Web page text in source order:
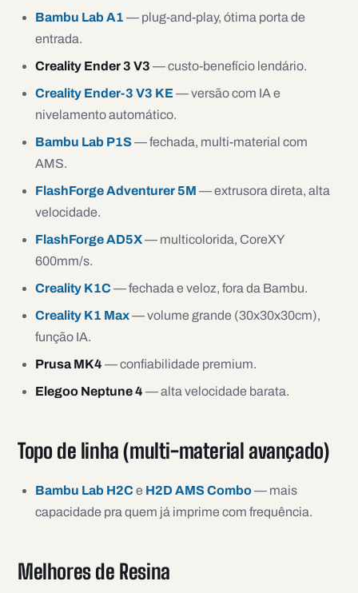
Bambu Lab A1 — plug-and-play, ótima porta de
entrada.
Creality Ender 3 V3 — custo-benefício lendário.
Creality Ender-3 V3 KE — versão com IA e
nivelamento automático.
Bambu Lab P1S— fechada, multi-material com
AMS.
FlashForge Adventurer 5M — extrusora direta, alta
velocidade.
FlashForge AD5X— multicolorida, CoreXY
600mm/s.
Creality K1C — fechada e veloz, fora da Bambu.
Creality K1 Max— volume grande (30x30x30cm),
função IA.
Prusa MK4 — confiabilidade premium.
Elegoo Neptune 4 — alta velocidade barata.
Topo de linha (multi-material avançado)
Bambu Lab H2C e H2D AMS Combo— mais
capacidade pra quem já imprime com frequência.
Melhores de Resina